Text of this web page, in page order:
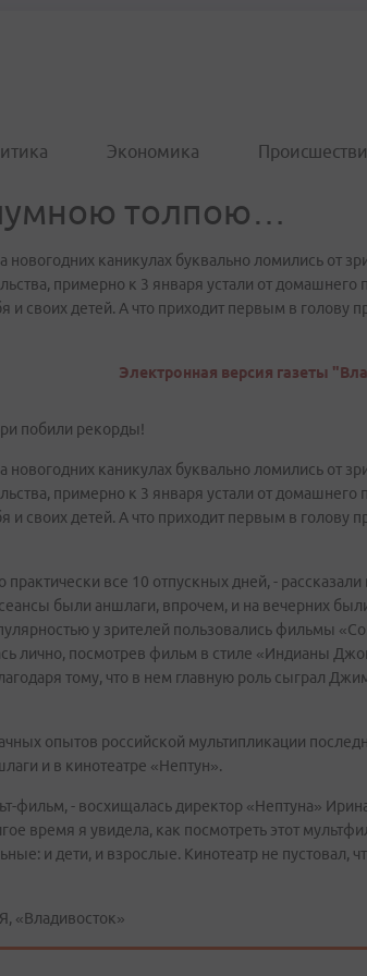
Экономика
толпою…
новогодних каникулах буквально ломились от
примерно к 3 января устали от домашнего
и своих детей. А что приходит первым в голову
Электронная версия газеты
побили рекорды!
новогодних каникулах буквально ломились от
примерно к 3 января устали от домашнего
и своих детей. А что приходит первым в голову
все 10 отпускных дней, -
были аншлаги, впрочем, и на вечерних
у зрителей пользовались фильмы
лично, посмотрев фильм в стиле «Индианы
тому, что в нем главную роль сыграл
опытов российской мультипликации
и в кинотеатре «Нептун».
фильм, - восхищалась директор «Нептуна»
время я увидела, как посмотреть этот
и дети, и взрослые. Кинотеатр не пустовал,
«Владивосток»